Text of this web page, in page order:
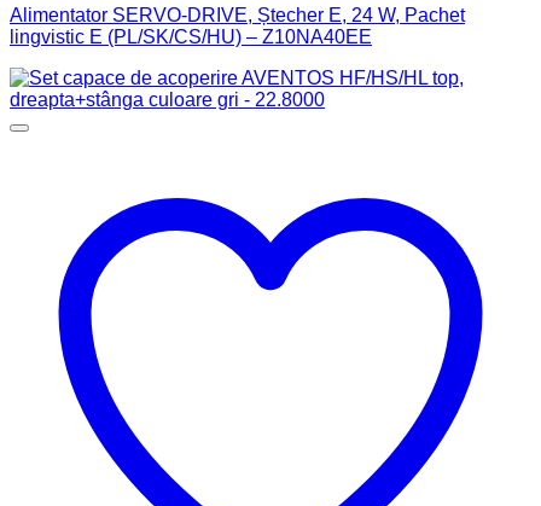
Alimentator SERVO-DRIVE, Ștecher E, 24 W, Pachet
lingvistic E (PL/SK/CS/HU) – Z10NA40EE